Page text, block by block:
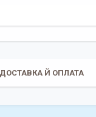
ДОСТАВКА Й ОПЛАТА